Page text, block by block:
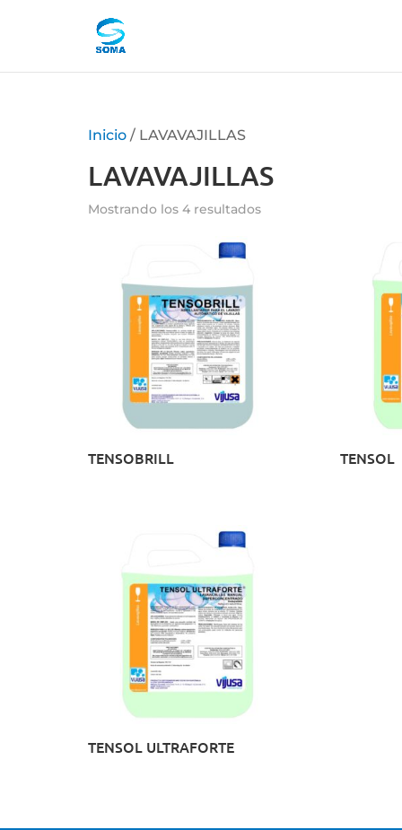
Inicio / LAVAVAJILLAS
LAVAVAJILLAS
Mostrando los 4 resultados
TENSOBRILL TENSOL
TENSOL ULTRAFORTE